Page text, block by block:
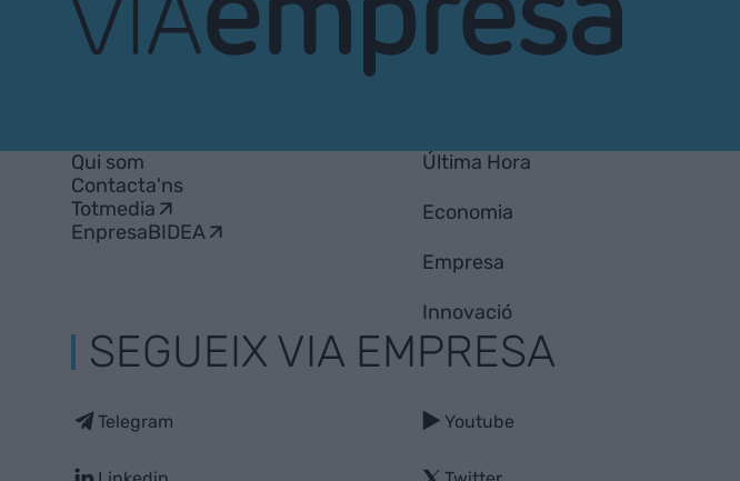
Qui som
Contacta'ns
Totmedia
EnpresaBIDEA
Última Hora
Economia
Empresa
Innovació
SEGUEIX VIA EMPRESA
Telegram Youtube